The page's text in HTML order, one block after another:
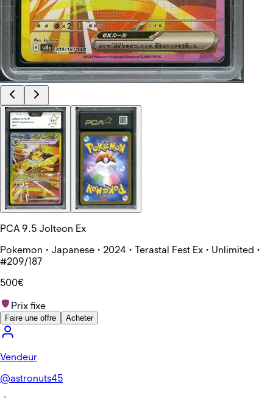
PCA 9.5 Jolteon Ex
Pokemon • Japanese • 2024 • Terastal Fest Ex • Unlimited •
#209/187
500€
Prix fixe
Faire une offre Acheter
Vendeur
@astronuts45